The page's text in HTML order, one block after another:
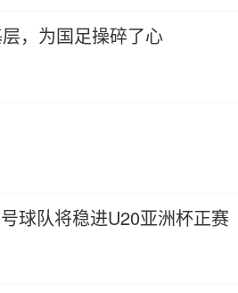
，为国足操碎了心
球队将稳进U20亚洲杯正赛